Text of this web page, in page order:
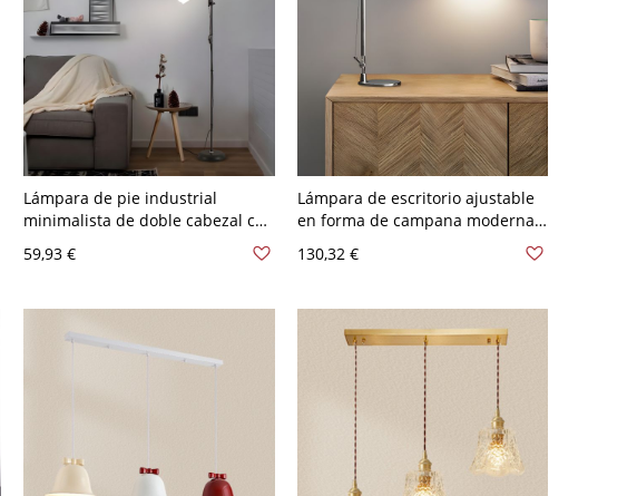
Lámpara de pie industrial
minimalista de doble cabezal con
120 V Negro
59,93 €
Lámpara de escritorio ajustable
en forma de campana moderna
de metal luz única para mesita
de noche - 110 A 120 V
130,32 €